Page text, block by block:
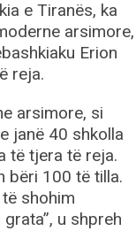
e Tiranës, ka
arsimore,
Erion
reja.
arsimore, si
janë 40 shkolla
të tjera të reja.
bëri 100 të tilla.
shohim
u shpreh